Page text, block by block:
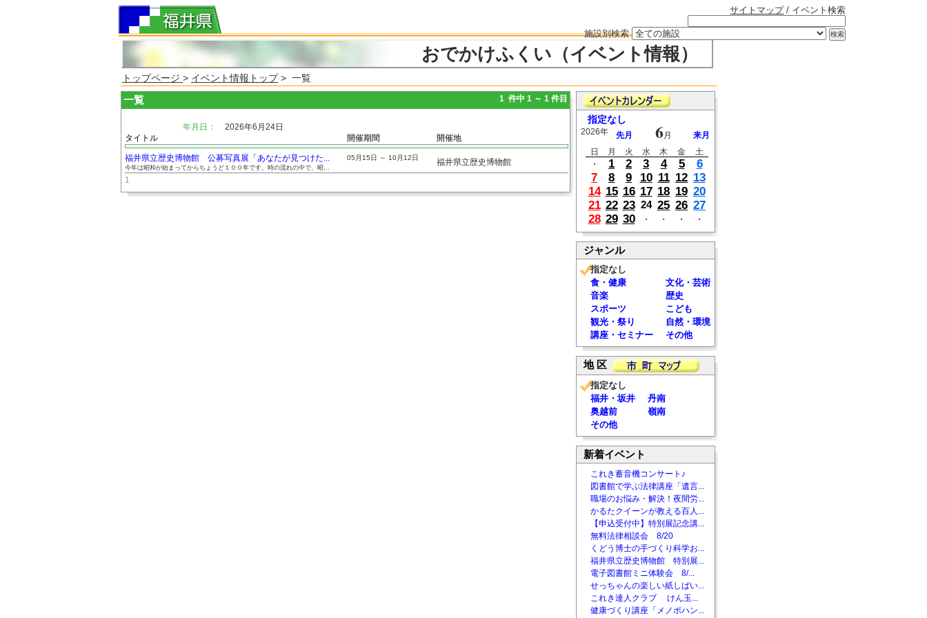
サイトマップ/ イベント検索
施設別検索
おでかけふくい（イベント情報）
トップページ > イベント情報トップ> 一覧
一覧 1 件中 1 ～ 1 件目
年月日：
2026年6月24日
タイトル
開催期間 開催地
福井県立歴史博物館 公募写真展「あなたが見つけた... 05月15日 ～ 10月12日 福井県立歴史博物館
今年は昭和が始まってからちょうど１００年です。時の流れの中で、昭...
1
指定なし
2026年 先月 6月
来月
日
月 火 水 木 金
土
・
1 2 3 4 5
6
7
8 9 10 11 12 13
14 15 16 17 18 19 20
21 22 23 24 25 26 27
28 29 30 ・ ・ ・ ・
ジャンル
指定なし
食・健康
文化・芸術
音楽
歴史
スポーツ
こども
観光・祭り
自然・環境
講座・セミナー
その他
地 区
指定なし
福井・坂井
丹南
奥越前
嶺南
その他
新着イベント
これき蓄音機コンサート♪
図書館で学ぶ法律講座「遺言...
職場のお悩み・解決！夜間労...
かるたクイーンが教える百人...
【申込受付中】特別展記念講...
無料法律相談会 8/20
くどう博士の手づくり科学お...
福井県立歴史博物館 特別展...
電子図書館ミニ体験会 8/...
せっちゃんの楽しい紙しばい...
これき達人クラブ けん玉...
健康づくり講座「メノポハン...